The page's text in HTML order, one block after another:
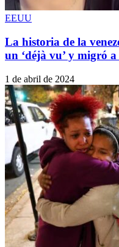
EEUU
La historia de la
un ‘déjà vu’ y migró
1 de abril de 2024